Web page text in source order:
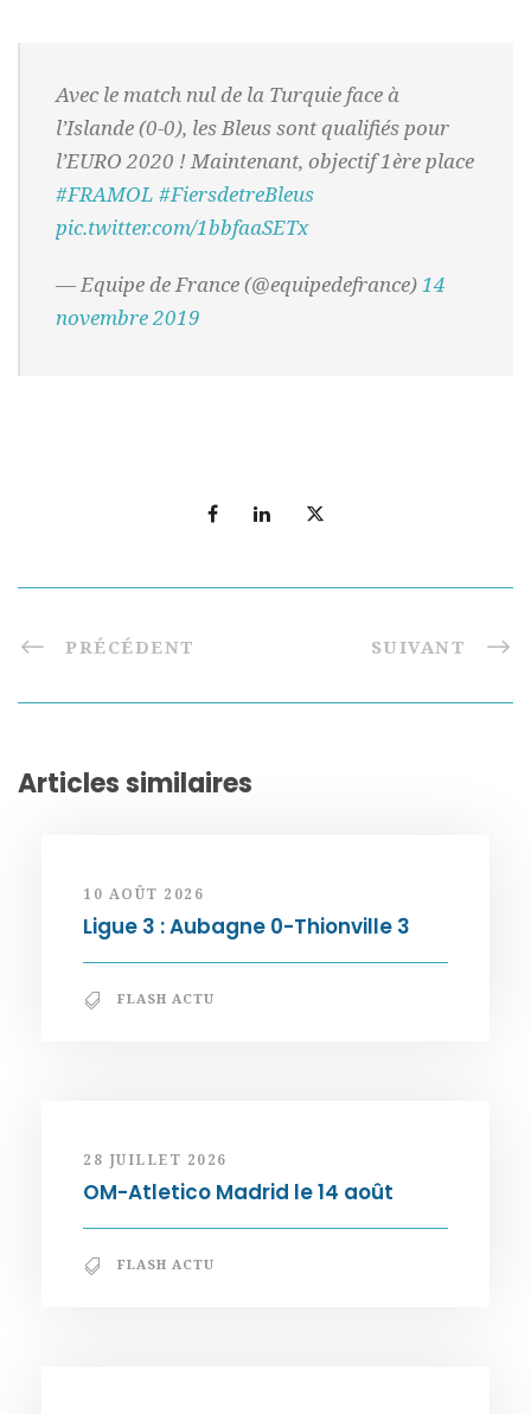
Avec le match nul de la Turquie face à
l’Islande (0-0), les Bleus sont qualifiés pour
l’EURO 2020 ! Maintenant, objectif 1ère place
#FRAMOL #FiersdetreBleus
pic.twitter.com/1bbfaaSETx
— Equipe de France (@equipedefrance)14
novembre 2019
PRÉCÉDENT SUIVANT
Articles similaires
10 AOÛT 2026
Ligue 3 : Aubagne 0-Thionville 3
FLASH ACTU
28 JUILLET 2026
OM-Atletico Madrid le 14 août
FLASH ACTU